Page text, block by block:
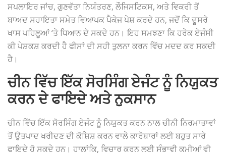
ਸਪਲਾਇਰ ਜਾਂਚ, ਗੁਣਵੱਤਾ ਨਿਯੰਤਰਣ, ਲੌਜਿਸਟਿਕਸ, ਅਤੇ ਵਿਕਰੀ ਤੋਂ
ਬਾਅਦ ਸਹਾਇਤਾ ਸਮੇਤ ਵਿਆਪਕ ਪੈਕੇਜ ਪੇਸ਼ ਕਰਦੇ ਹਨ, ਜਦੋਂ ਕਿ ਦੂਸਰੇ
ਖਾਸ ਪਹਿਲੂਆਂ ‘ਤੇ ਧਿਆਨ ਦੇ ਸਕਦੇ ਹਨ। ਇਹ ਸਮਝਣਾ ਕਿ ਹਰੇਕ ਏਜੰਸੀ
ਕੀ ਪੇਸ਼ਕਸ਼ ਕਰਦੀ ਹੈ ਫੀਸਾਂ ਦੀ ਸਹੀ ਤੁਲਨਾ ਕਰਨ ਵਿੱਚ ਮਦਦ ਕਰ ਸਕਦੀ
ਹੈ।
ਚੀਨ ਵਿੱਚ ਇੱਕ ਸੋਰਸਿੰਗ ਏਜੰਟ ਨੂੰ ਨਿਯੁਕਤ
ਕਰਨ ਦੇ ਫਾਇਦੇ ਅਤੇ ਨੁਕਸਾਨ
ਚੀਨ ਵਿੱਚ ਇੱਕ ਸੋਰਸਿੰਗ ਏਜੰਟ ਨੂੰ ਨਿਯੁਕਤ ਕਰਨ ਨਾਲ ਚੀਨੀ ਨਿਰਮਾਤਾਵਾਂ
ਤੋਂ ਉਤਪਾਦ ਖਰੀਦਣ ਦੀ ਕੋਸ਼ਿਸ਼ ਕਰਨ ਵਾਲੇ ਕਾਰੋਬਾਰਾਂ ਲਈ ਬਹੁਤ ਸਾਰੇ
ਫਾਇਦੇ ਹੋ ਸਕਦੇ ਹਨ। ਹਾਲਾਂਕਿ, ਵਿਚਾਰ ਕਰਨ ਲਈ ਸੰਭਾਵੀ ਕਮੀਆਂ ਵੀ